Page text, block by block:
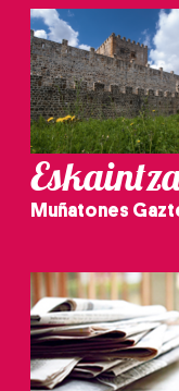
Muñatones